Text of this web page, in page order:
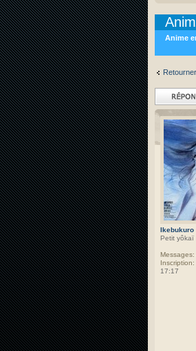
Anime
Répondre
Ikebukuro
Petit yôkaï
Messages:
Inscription:
17:17